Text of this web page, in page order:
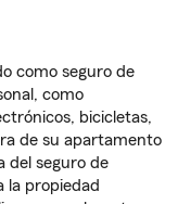
como seguro de
como
bicicletas,
de su apartamento
del seguro de
la propiedad